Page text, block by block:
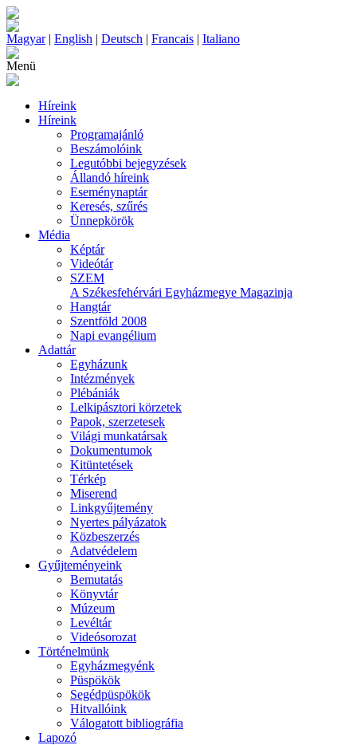
Magyar| English | Deutsch | Francais | Italiano
Menü
Híreink
Híreink
Programajánló
Beszámolóink
Legutóbbi bejegyzések
Állandó híreink
Eseménynaptár
Keresés, szűrés
Ünnepkörök
Média
Képtár
Videótár
SZEM
A Székesfehérvári Egyházmegye Magazinja
Hangtár
Szentföld 2008
Napi evangélium
Adattár
Egyházunk
Intézmények
Plébániák
Lelkipásztori körzetek
Papok, szerzetesek
Világi munkatársak
Dokumentumok
Kitüntetések
Térkép
Miserend
Linkgyűjtemény
Nyertes pályázatok
Közbeszerzés
Adatvédelem
Gyűjteményeink
Bemutatás
Könyvtár
Múzeum
Levéltár
Videósorozat
Történelmünk
Egyházmegyénk
Püspökök
Segédpüspökök
Hitvallóink
Válogatott bibliográfia
Lapozó